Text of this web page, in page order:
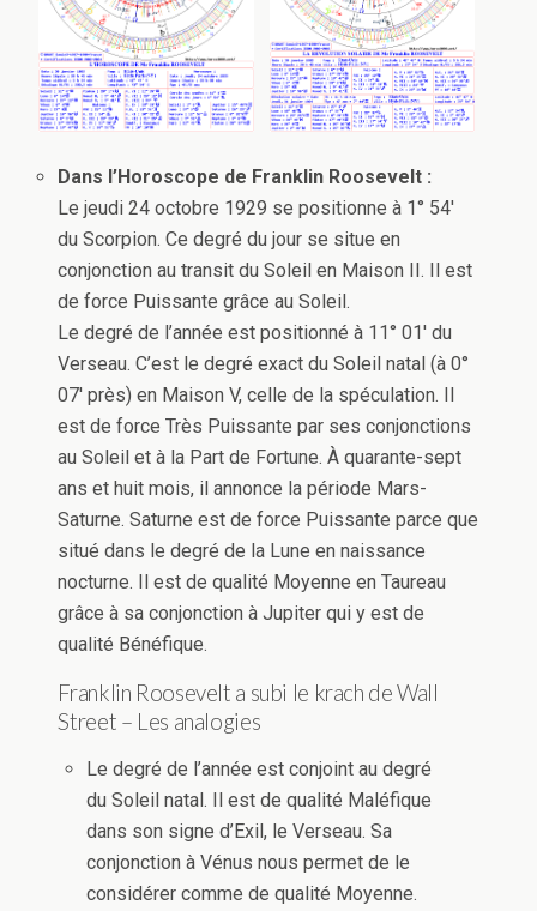
Dans l’Horoscope de Franklin Roosevelt :
Le jeudi 24 octobre 1929 se positionne à 1° 54′
du Scorpion. Ce degré du jour se situe en
conjonction au transit du Soleil en Maison II. Il est
de force Puissante grâce au Soleil.
Le degré de l’année est positionné à 11° 01′ du
Verseau. C’est le degré exact du Soleil natal (à 0°
07′ près) en Maison V, celle de la spéculation. Il
est de force Très Puissante par ses conjonctions
au Soleil et à la Part de Fortune. À quarante-sept
ans et huit mois, il annonce la période Mars-
Saturne. Saturne est de force Puissante parce que
situé dans le degré de la Lune en naissance
nocturne. Il est de qualité Moyenne en Taureau
grâce à sa conjonction à Jupiter qui y est de
qualité Bénéfique.
Franklin Roosevelt a subi le krach de Wall
Street – Les analogies
Le degré de l’année est conjoint au degré
du Soleil natal. Il est de qualité Maléfique
dans son signe d’Exil, le Verseau. Sa
conjonction à Vénus nous permet de le
considérer comme de qualité Moyenne.